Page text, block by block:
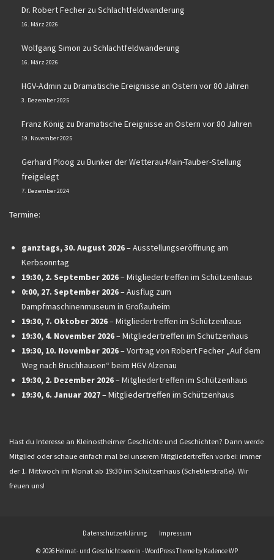
Dr. Robert Fecher zu Schlachtfeldwanderung
16. März 2026
Wolfgang Simon zu Schlachtfeldwanderung
16. März 2026
HGV-Admin zu Dramatische Ereignisse an Ostern vor 80 Jahren
3. Dezember 2025
Franz König zu Dramatische Ereignisse an Ostern vor 80 Jahren
19. November 2025
Gerhard Ploog zu Bunker der Wetterau-Main-Tauber-Stellung
freigelegt
7. Dezember 2024
Termine:
ganztags,30. August 2026–Ausstellungseröffnung am
Kerbsonntag
19:30, 2. September 2026–Mitgliedertreffen im Schützenhaus
0:00, 27. September 2026–Ausflug zum
Dampfmaschinenmuseum in Großauheim
19:30, 7. Oktober 2026–Mitgliedertreffen im Schützenhaus
19:30, 4. November 2026–Mitgliedertreffen im Schützenhaus
19:30, 10. November 2026–Vortrag von Robert Fecher „Auf dem
Weg nach Bruchhausen“ beim HGV Alzenau
19:30, 2. Dezember 2026–Mitgliedertreffen im Schützenhaus
19:30, 6. Januar 2027–Mitgliedertreffen im Schützenhaus
Hast du Interesse an Kleinostheimer Geschichte und Geschichten? Dann werde
Mitglied oder schaue einfach mal bei unserem Mitgliedertreffen vorbei: immer
der 1. Mittwoch im Monat ab 19:30 im Schützenhaus (Scheblerstraße). Wir
freuen uns!
Datenschutzerklärung Impressum
© 2026 Heimat- und Geschichtsverein - WordPress Theme by Kadence WP